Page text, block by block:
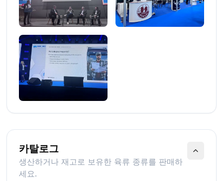
카탈로그
생산하거나 재고로 보유한 육류 종류를 판매하
세요.